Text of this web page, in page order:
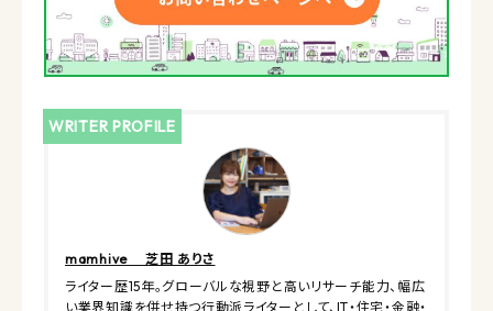
WRITER PROFILE
mamhive 芝田 ありさ
ライター歴15年。グローバルな視野と高いリサーチ能力、幅広
い業界知識を併せ持つ行動派ライターとして、IT・住宅・金融・